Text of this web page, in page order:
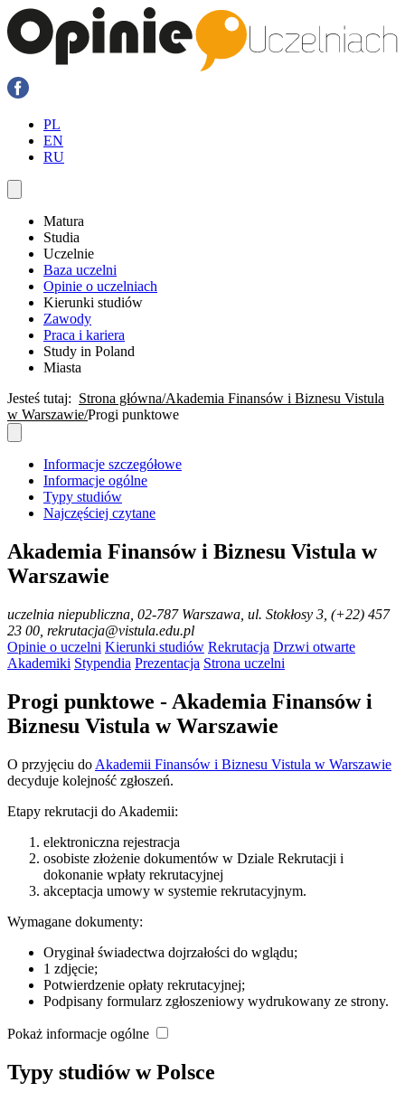
PL
EN
RU
Matura
Studia
Uczelnie
Baza uczelni
Opinie o uczelniach
Kierunki studiów
Zawody
Praca i kariera
Study in Poland
Miasta
Jesteś tutaj: Strona główna Akademia Finansów i Biznesu Vistula
w Warszawie Progi punktowe
Informacje szczegółowe
Informacje ogólne
Typy studiów
Najczęściej czytane
Akademia Finansów i Biznesu Vistula w
Warszawie
uczelnia niepubliczna , 02-787 Warszawa, ul. Stokłosy 3, (+22) 457
23 00, rekrutacja@vistula.edu.pl
Opinie o uczelni Kierunki studiów Rekrutacja Drzwi otwarte
Akademiki Stypendia Prezentacja Strona uczelni
Progi punktowe - Akademia Finansów i
Biznesu Vistula w Warszawie
O przyjęciu do Akademii Finansów i Biznesu Vistula w Warszawie
decyduje kolejność zgłoszeń.
Etapy rekrutacji do Akademii:
elektroniczna rejestracja
osobiste złożenie dokumentów w Dziale Rekrutacji i
dokonanie wpłaty rekrutacyjnej
akceptacja umowy w systemie rekrutacyjnym.
Wymagane dokumenty:
Oryginał świadectwa dojrzałości do wglądu;
1 zdjęcie;
Potwierdzenie opłaty rekrutacyjnej;
Podpisany formularz zgłoszeniowy wydrukowany ze strony.
Pokaż informacje ogólne
Typy studiów w Polsce